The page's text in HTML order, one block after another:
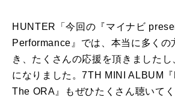
HUNTER「今回の『マイナビ
Performance 』では、本当に多くの
き、たくさんの応援を頂きました
になりました。7TH MINI ALBUM『
The ORA 』もぜひたくさん聴いてく